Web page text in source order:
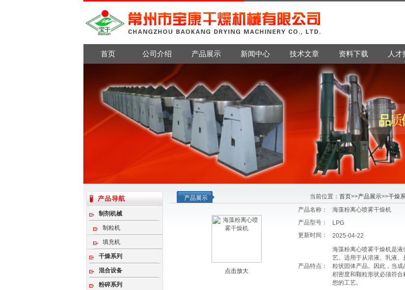
首页 公司介绍 产品展示 新闻中心 技术文章 资料下载 人才
制剂机械
制粒机
填充机
干燥系列
混合设备
粉碎系列
产品展示 当前位置： 首页>>产品展示>>干燥
点击放大
产品名称：
海藻粉离心喷雾干燥机
产品型号：
LPG
更新时间：
2025-04-22
产品特点：
海藻粉离心喷雾干燥机是
艺。适用于从溶液、乳液
粒状固体产品。因此，当
积密度和颗粒形状必须符
想的工艺。